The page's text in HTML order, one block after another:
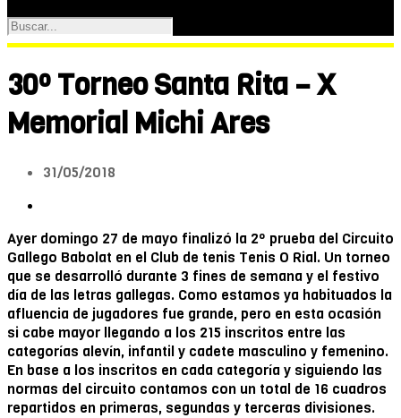
30º Torneo Santa Rita – X
Memorial Michi Ares
31/05/2018
Ayer domingo 27 de mayo finalizó la 2º prueba del Circuito
Gallego Babolat en el Club de tenis Tenis O Rial. Un torneo
que se desarrolló durante 3 fines de semana y el festivo
día de las letras gallegas. Como estamos ya habituados la
afluencia de jugadores fue grande, pero en esta ocasión
si cabe mayor llegando a los 215 inscritos entre las
categorías alevín, infantil y cadete masculino y femenino.
En base a los inscritos en cada categoría y siguiendo las
normas del circuito contamos con un total de 16 cuadros
repartidos en primeras, segundas y terceras divisiones.